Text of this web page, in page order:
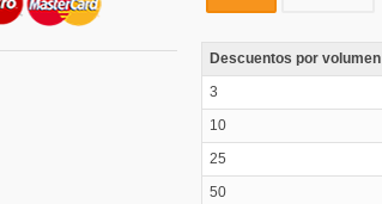
Descuentos por volumen
3
10
25
50